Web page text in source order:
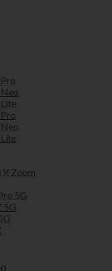
X Zoom
5G
5G